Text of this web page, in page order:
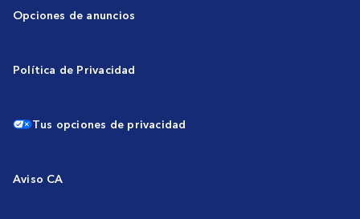
Opciones de anuncios
Política de Privacidad
Tus opciones de privacidad
Aviso CA